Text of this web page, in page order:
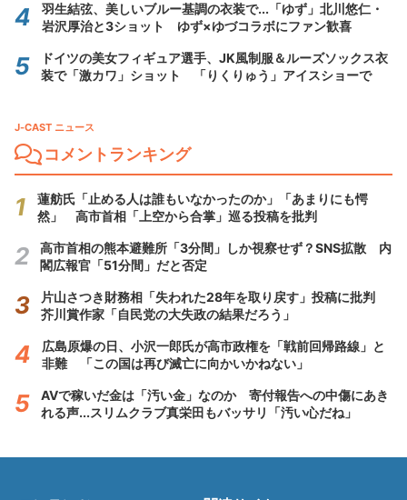
羽生結弦、美しいブルー基調の衣装で...「ゆず」北川悠仁・
岩沢厚治と3ショット ゆず×ゆづコラボにファン歓喜
ドイツの美女フィギュア選手、JK風制服＆ルーズソックス衣
装で「激カワ」ショット 「りくりゅう」アイスショーで
J-CAST ニュース
コメントランキング
蓮舫氏「止める人は誰もいなかったのか」「あまりにも愕
然」 高市首相「上空から合掌」巡る投稿を批判
高市首相の熊本避難所「3分間」しか視察せず？SNS拡散 内
閣広報官「51分間」だと否定
片山さつき財務相「失われた28年を取り戻す」投稿に批判
芥川賞作家「自民党の大失政の結果だろう」
広島原爆の日、小沢一郎氏が高市政権を「戦前回帰路線」と
非難 「この国は再び滅亡に向かいかねない」
AVで稼いだ金は「汚い金」なのか 寄付報告への中傷にあき
れる声...スリムクラブ真栄田もバッサリ「汚い心だね」